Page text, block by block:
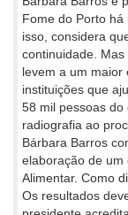
Fome do Porto
isso, considera
continuidade.
levem a um maior
instituições que
58 mil pessoas do
radiografia ao
Bárbara Barros
elaboração de um
Alimentar. Como
Os resultados